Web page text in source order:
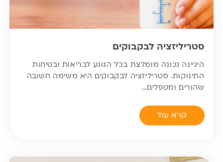
סטריליזציה לבקבוקים
היגיינה נכונה מומלצת בכל הנוגע לבריאות ובטיחות
התינוקות. סטריליזציה לבקבוקים היא משימה חשובה
שהורים ומטפלים…
קרא עוד